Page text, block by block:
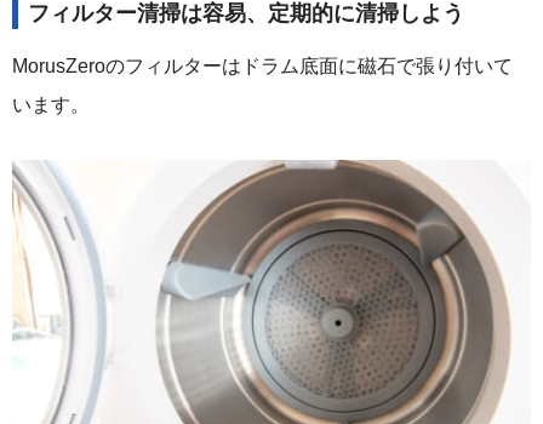
フィルター清掃は容易、定期的に清掃しよう
MorusZeroのフィルターはドラム底面に磁石で張り付いて
います。